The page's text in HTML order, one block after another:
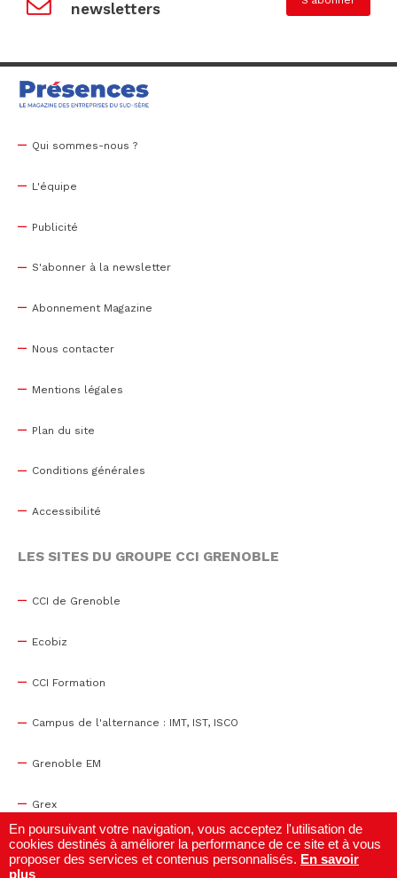
newsletters
Qui sommes-nous ?
L'équipe
Publicité
S'abonner à la newsletter
Abonnement Magazine
Nous contacter
Mentions légales
Plan du site
Conditions générales
Accessibilité
LES SITES DU GROUPE CCI GRENOBLE
CCI de Grenoble
Ecobiz
CCI Formation
Campus de l'alternance : IMT, IST, ISCO
Grenoble EM
Grex
WTC Grenoble
En poursuivant votre navigation, vous acceptez l'utilisation de
cookies destinés à améliorer la performance de ce site et à vous
proposer des services et contenus personnalisés. En savoir
plus